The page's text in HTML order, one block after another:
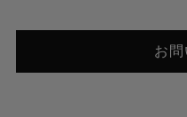
フレア、ゴーストに
レンズ設計の初期段階か
お